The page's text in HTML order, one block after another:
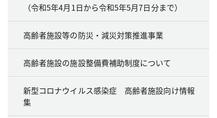
（令和5年4月1日から令和5年5月7日分まで）
高齢者施設等の防災・減災対策推進事業
高齢者施設の施設整備費補助制度について
新型コロナウイルス感染症 高齢者施設向け情報
集